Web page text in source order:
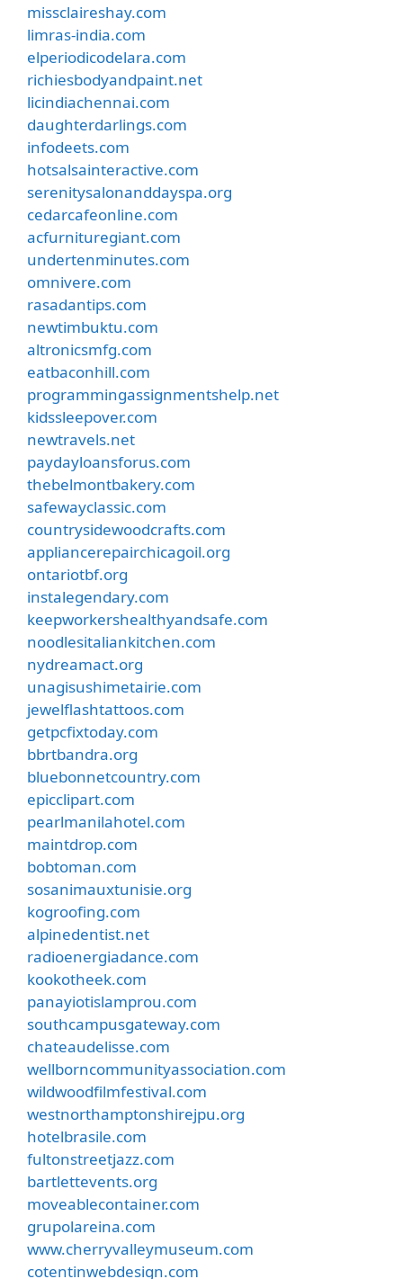
missclaireshay.com
limras-india.com
elperiodicodelara.com
richiesbodyandpaint.net
licindiachennai.com
daughterdarlings.com
infodeets.com
hotsalsainteractive.com
serenitysalonanddayspa.org
cedarcafeonline.com
acfurnituregiant.com
undertenminutes.com
omnivere.com
rasadantips.com
newtimbuktu.com
altronicsmfg.com
eatbaconhill.com
programmingassignmentshelp.net
kidssleepover.com
newtravels.net
paydayloansforus.com
thebelmontbakery.com
safewayclassic.com
countrysidewoodcrafts.com
appliancerepairchicagoil.org
ontariotbf.org
instalegendary.com
keepworkershealthyandsafe.com
noodlesitaliankitchen.com
nydreamact.org
unagisushimetairie.com
jewelflashtattoos.com
getpcfixtoday.com
bbrtbandra.org
bluebonnetcountry.com
epicclipart.com
pearlmanilahotel.com
maintdrop.com
bobtoman.com
sosanimauxtunisie.org
kogroofing.com
alpinedentist.net
radioenergiadance.com
kookotheek.com
panayiotislamprou.com
southcampusgateway.com
chateaudelisse.com
wellborncommunityassociation.com
wildwoodfilmfestival.com
westnorthamptonshirejpu.org
hotelbrasile.com
fultonstreetjazz.com
bartlettevents.org
moveablecontainer.com
grupolareina.com
www.cherryvalleymuseum.com
cotentinwebdesign.com